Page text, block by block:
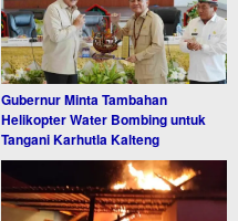
Gubernur Minta Tambahan
Helikopter Water Bombing untuk
Tangani Karhutla Kalteng